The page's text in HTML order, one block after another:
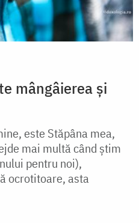
mângâierea și
este Stăpâna mea,
mai multă când știm
pentru noi),
ocrotitoare, asta